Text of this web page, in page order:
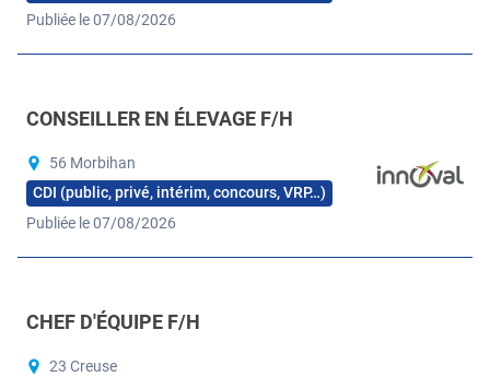
Publiée le 07/08/2026
CONSEILLER EN ÉLEVAGE F/H
56 Morbihan
CDI (public, privé, intérim, concours, VRP…)
Publiée le 07/08/2026
CHEF D'ÉQUIPE F/H
23 Creuse